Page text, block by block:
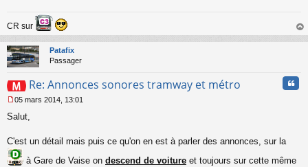
n
u
CR sur
au
Patafix
Passager
Re: Annonces sonores tramway et métro
e
s
a
g
05 mars 2014, 13:01
Salut,
C'est un détail mais puis ce qu'on en est à parler des annonces, sur la
à Gare de Vaise on descend de voiture et toujours sur cette même